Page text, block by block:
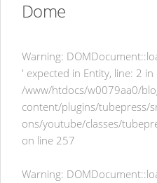
Dome
Warning:
' expected in Entity, line: 2 in
/www/htdocs/w0079aa0/
content/plugins/tubepress/
ons/youtube/classes/
on line 257
Warning: